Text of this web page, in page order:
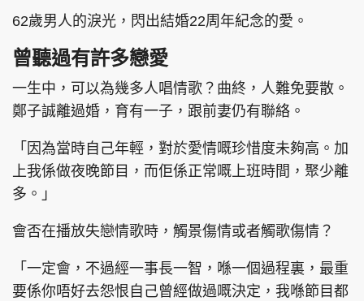
62歲男人的淚光，閃出結婚22周年紀念的愛。
曾聽過有許多戀愛
一生中，可以為幾多人唱情歌？曲終，人難免要散。
鄭子誠離過婚，育有一子，跟前妻仍有聯絡。
「因為當時自己年輕，對於愛情嘅珍惜度未夠高。加
上我係做夜晚節目，而佢係正常嘅上班時間，聚少離
多。」
會否在播放失戀情歌時，觸景傷情或者觸歌傷情？
「一定會，不過經一事長一智，喺一個過程裏，最重
要係你唔好去怨恨自己曾經做過嘅決定，我喺節目都